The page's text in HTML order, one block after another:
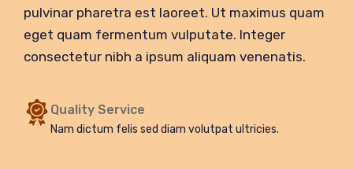
pulvinar pharetra est laoreet. Ut maximus quam
eget quam fermentum vulputate. Integer
consectetur nibh a ipsum aliquam venenatis.
Quality Service
Nam dictum felis sed diam volutpat ultricies.